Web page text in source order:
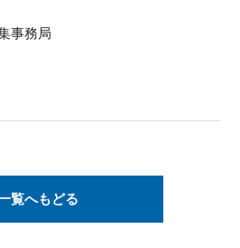
事務局
覧へもどる